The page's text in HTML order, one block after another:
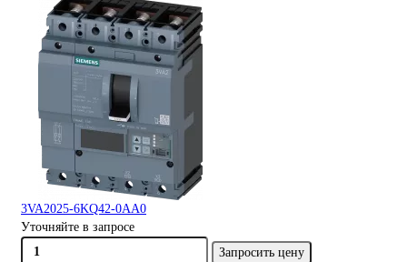
3VA2025-6KQ42-0AA0
Уточняйте в запросе
Запросить цену